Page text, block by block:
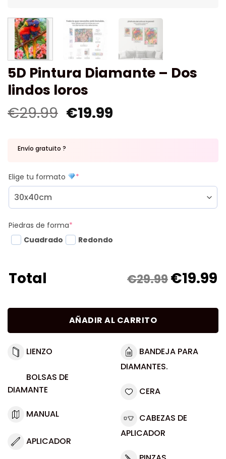
5D Pintura Diamante – Dos
lindos loros
€29.99 €19.99
Envío gratuito ?
Elige tu formato *
Piedras de forma*
Cuadrado
Redondo
Total €29.99€19.99
AÑADIR AL CARRITO
LIENZO
BOLSAS DE
DIAMANTE
MANUAL
APLICADOR
BANDEJA PARA
DIAMANTES.
CERA
CABEZAS DE
APLICADOR